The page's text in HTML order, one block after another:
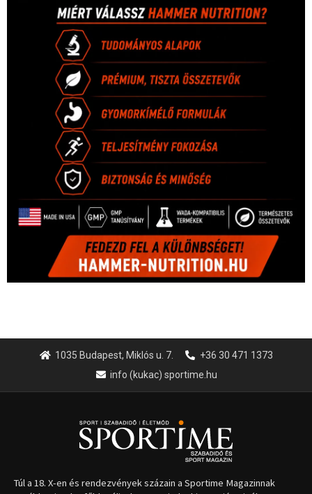
1035 Budapest, Miklós u. 7.
+36 30 471 1373
info (kukac) sportime.hu
Túl a 18. X-en és rendezvények százain a Sportime Magazinnak